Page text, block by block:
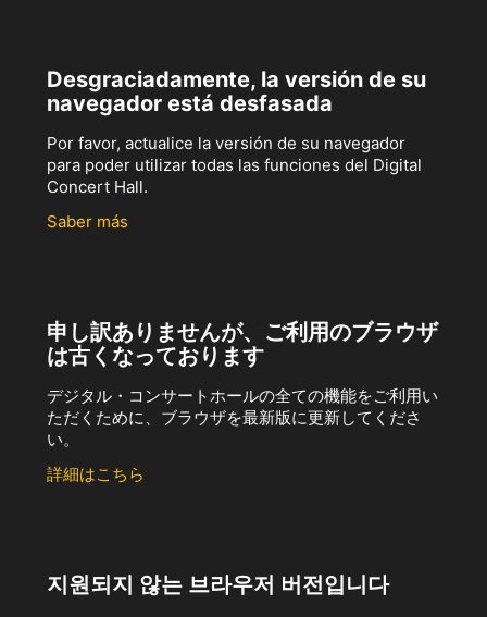
Desgraciadamente, la versión de su
navegador está desfasada
Por favor, actualice la versión de su navegador
para poder utilizar todas las funciones del Digital
Concert Hall.
Saber más
申し訳ありませんが、ご利用のブラウザ
は古くなっております
デジタル・コンサートホールの全ての機能をご利用い
ただくために、ブラウザを最新版に更新してくださ
い。
詳細はこちら
지원되지 않는 브라우저 버전입니다